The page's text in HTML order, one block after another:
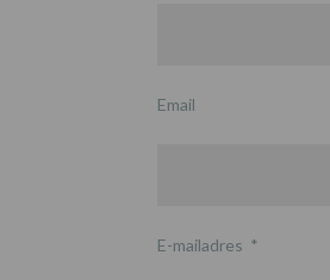
Email
E-mailadres *